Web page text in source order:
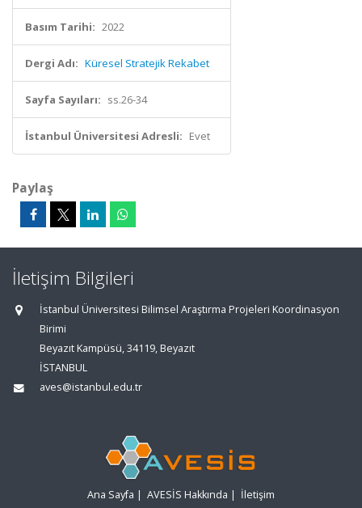
Basım Tarihi: 2022
Dergi Adı: Küresel Stratejik Rekabet
Sayfa Sayıları: ss.26-34
İstanbul Üniversitesi Adresli: Evet
Paylaş
İletişim Bilgileri
İstanbul Üniversitesi Bilimsel Araştırma Projeleri Koordinasyon
Birimi
Beyazıt Kampüsü, 34119, Beyazıt
İSTANBUL
aves@istanbul.edu.tr
Ana Sayfa | AVESİS Hakkında | İletişim